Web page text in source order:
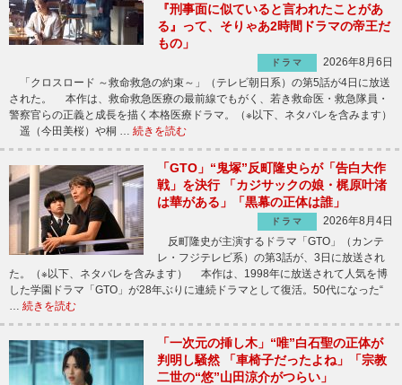
『刑事面に似ていると言われたことがあ
る』って、そりゃあ2時間ドラマの帝王だ
もの」
ドラマ
2026年8月6日
「クロスロード ～救命救急の約束～」（テレビ朝日系）の第5話が4日に放送
された。 本作は、救命救急医療の最前線でもがく、若き救命医・救急隊員・
警察官らの正義と成長を描く本格医療ドラマ。（※以下、ネタバレを含みます）
遥（今田美桜）や桐 … 続きを読む
「GTO」“鬼塚”反町隆史らが「告白大作
戦」を決行 「カジサックの娘・梶原叶渚
は華がある」「黒幕の正体は誰」
ドラマ
2026年8月4日
反町隆史が主演するドラマ「GTO」（カンテ
レ・フジテレビ系）の第3話が、3日に放送され
た。（※以下、ネタバレを含みます） 本作は、1998年に放送されて人気を博
した学園ドラマ「GTO」が28年ぶりに連続ドラマとして復活。50代になった“
続きを読む
「一次元の挿し木」“唯”白石聖の正体が
判明し騒然 「車椅子だったよね」「宗教
二世の“悠”山田涼介がつらい」